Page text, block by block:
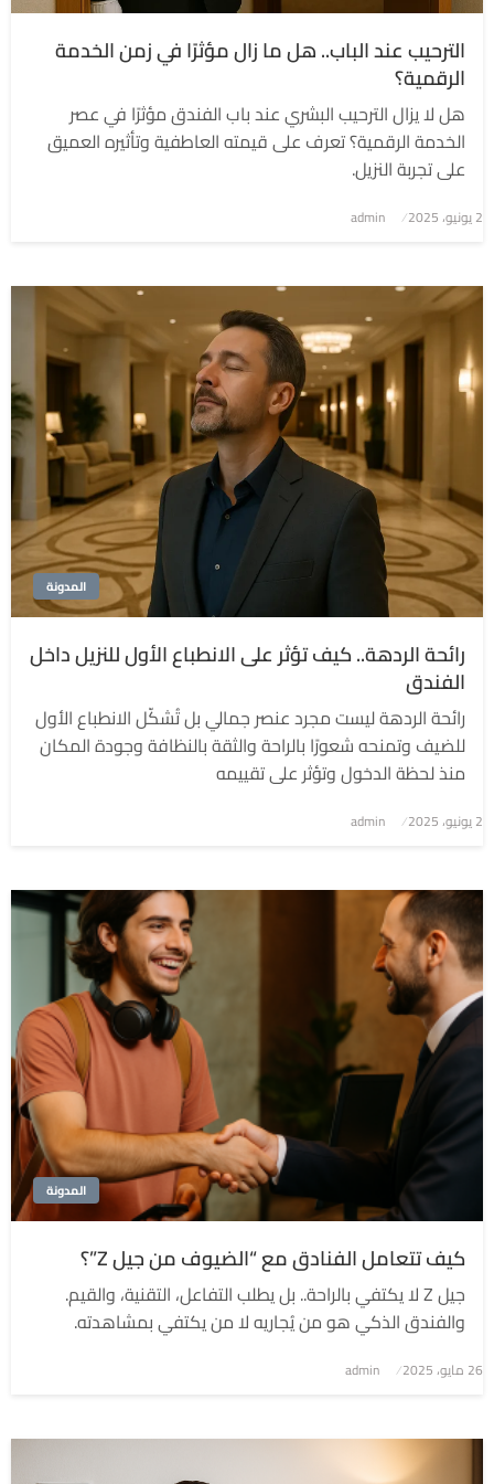
الترحيب عند الباب.. هل ما زال مؤثرًا في زمن الخدمة
الرقمية؟
هل لا يزال الترحيب البشري عند باب الفندق مؤثرًا في عصر
الخدمة الرقمية؟ تعرف على قيمته العاطفية وتأثيره العميق
على تجربة النزيل.
نُشر
في2 يونيو، 2025 admin
المدونة
رائحة الردهة.. كيف تؤثر على الانطباع الأول للنزيل داخل
الفندق
رائحة الردهة ليست مجرد عنصر جمالي بل تُشكّل الانطباع الأول
للضيف وتمنحه شعورًا بالراحة والثقة بالنظافة وجودة المكان
منذ لحظة الدخول وتؤثر على تقييمه
نُشر
في2 يونيو، 2025 admin
المدونة
كيف تتعامل الفنادق مع “الضيوف من جيل Z”؟
جيل Z لا يكتفي بالراحة.. بل يطلب التفاعل، التقنية، والقيم.
والفندق الذكي هو من يُجاريه لا من يكتفي بمشاهدته.
نُشر
26 مايو، 2025 admin